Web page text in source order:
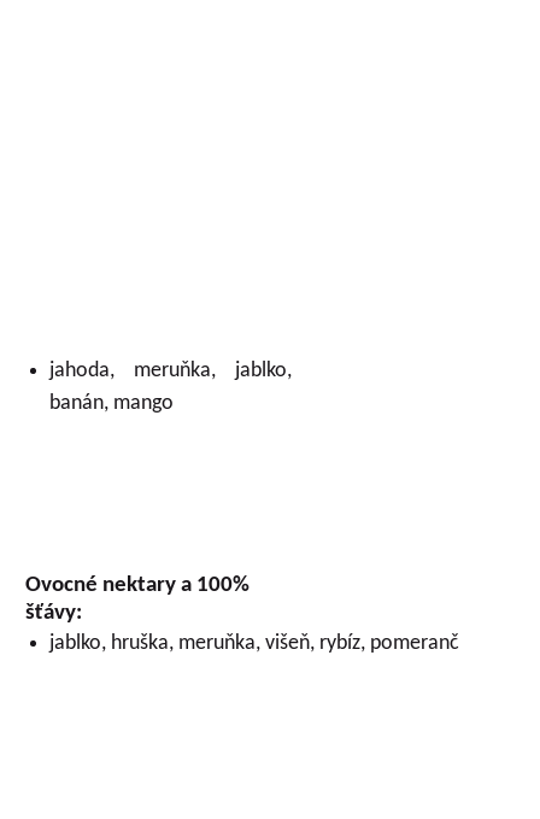
jahoda, meruňka, jablko,
banán, mango
Ovocné nektary a 100%
šťávy:
jablko, hruška, meruňka, višeň, rybíz, pomeranč